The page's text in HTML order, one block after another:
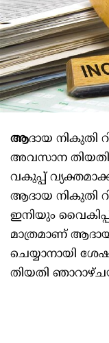
ആദായ നികുതി
അവസാന തിയതി
വകുപ്പ്
ആദായ നികുതി
ഇനിയും
മാത്രമാണ്
ചെയ്യാനായി
തിയതി